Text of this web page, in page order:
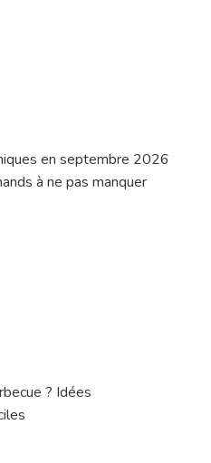
en septembre 2026
à ne pas manquer
? Idées